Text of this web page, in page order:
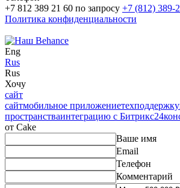
+7 812 389 21 60 по запросу +7 (812) 389-
Политика конфиденциальности
Eng
Rus
Rus
Хочу
сайт
сайтмобильное приложениетехподдержку
пространстваинтеграцию с Битрикс24
от Cake
Ваше имя
Email
Телефон
Комментарий